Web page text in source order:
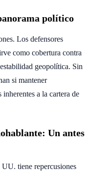
político
Los defensores
como cobertura contra
geopolítica. Sin
si mantener
a la cartera de
Un antes
tiene repercusiones